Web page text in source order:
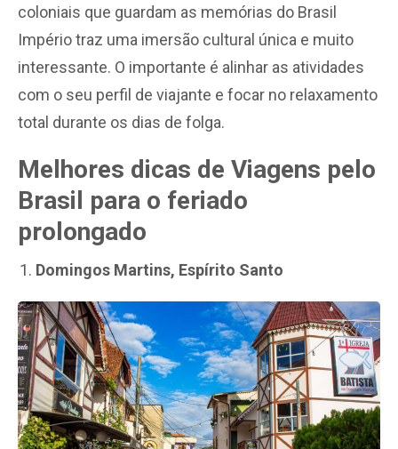
coloniais que guardam as memórias do Brasil
Império traz uma imersão cultural única e muito
interessante. O importante é alinhar as atividades
com o seu perfil de viajante e focar no relaxamento
total durante os dias de folga.
Melhores dicas de Viagens pelo
Brasil para o feriado
prolongado
Domingos Martins, Espírito Santo